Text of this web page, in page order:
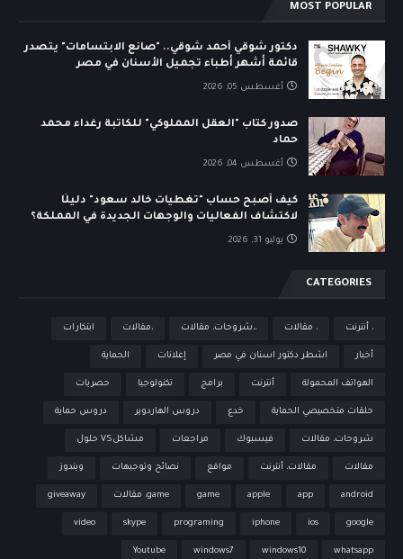
MOST POPULAR
دكتور شوقي أحمد شوقي.. "صانع الابتسامات" يتصدر
قائمة أشهر أطباء تجميل الأسنان في مصر
أغسطس 05, 2026
صدور كتاب "العقل المملوكي" للكاتبة رغداء محمد
حماد
أغسطس 04, 2026
كيف أصبح حساب "تغطيات خالد سعود" دليلًا
لاكتشاف الفعاليات والوجهات الجديدة في المملكة؟
يوليو 31, 2026
CATEGORIES
، أنترنت ، مقالات ،،شروحات، مقالات ،مقالات ابتكارات
أخبار اشطر دكتور اسنان في مصر إعلانات الحماية
الهواتف المحمولة أنترنت برامج تكنولوجيا حصريات
حلقات متخصيصي الحماية خدع دروس الهاردوير دروس حماية
شروحات، مقالات فيسبوك مراجعات مشاكلVS حلول
مقالات مقالات، أنترنت مواقع نصائح وتوجيهات ويندوز
android
app
apple
game game، مقالات giveaway
google
ios
iphone
programing
skype
video
whatsapp
windows10
windows7
Youtube